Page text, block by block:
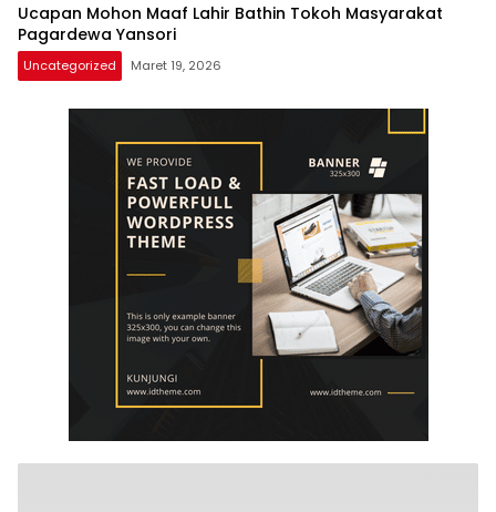
Ucapan Mohon Maaf Lahir Bathin Tokoh Masyarakat
Pagardewa Yansori
Uncategorized Maret 19, 2026